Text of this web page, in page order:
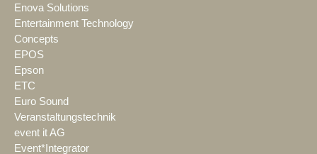
Enova Solutions
Entertainment Technology
Concepts
EPOS
Epson
ETC
Euro Sound
Veranstaltungstechnik
event it AG
Event*Integrator